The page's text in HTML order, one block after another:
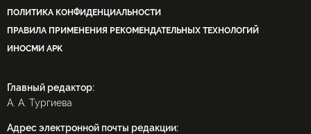
ПОЛИТИКА КОНФИДЕНЦИАЛЬНОСТИ
ПРАВИЛА ПРИМЕНЕНИЯ РЕКОМЕНДАТЕЛЬНЫХ ТЕХНОЛОГИЙ
ИНОСМИ APK
Главный редактор:
А. А. Тургиева
Адрес электронной почты редакции: